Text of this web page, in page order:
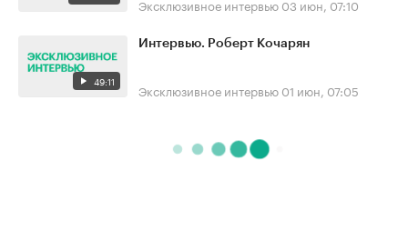
Эксклюзивное интервью 03 июн, 07:10
49:11
Интервью. Роберт Кочарян
Эксклюзивное интервью 01 июн, 07:05